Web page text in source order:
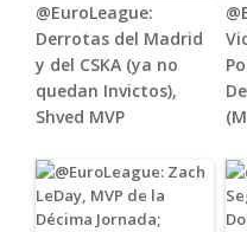
@EuroLeague:
Derrotas del Madrid
y del CSKA (ya no
quedan Invictos),
Shved MVP